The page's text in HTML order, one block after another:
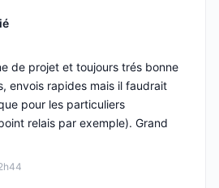
de projet et toujours trés bonne
envois rapides mais il faudrait
pour les particuliers
relais par exemple). Grand